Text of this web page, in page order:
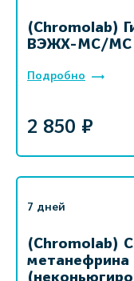
(Chromolab)
ВЭЖХ-МС/МС
Подробно
2 850 ₽
7 дней
(Chromolab)